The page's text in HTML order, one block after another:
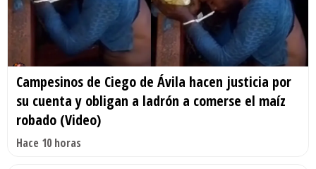
Campesinos de Ciego de Ávila hacen justicia por
su cuenta y obligan a ladrón a comerse el maíz
robado (Video)
Hace 10 horas